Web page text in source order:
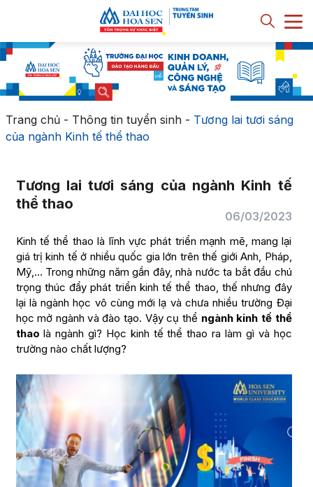
Trang chủ- Thông tin tuyển sinh- Tương lai tươi sáng
của ngành Kinh tế thể thao
Tương lai tươi sáng của ngành Kinh tế
thể thao
06/03/2023
Kinh tế thể thao là lĩnh vực phát triển mạnh mẽ, mang lại
giá trị kinh tế ở nhiều quốc gia lớn trên thế giới Anh, Pháp,
Mỹ,… Trong những năm gần đây, nhà nước ta bắt đầu chú
trọng thúc đẩy phát triển kinh tế thể thao, thế nhưng đây
lại là ngành học vô cùng mới lạ và chưa nhiều trường Đại
học mở ngành và đào tạo. Vậy cụ thể ngành kinh tế thể
thao là ngành gì? Học kinh tế thể thao ra làm gì và học
trường nào chất lượng?